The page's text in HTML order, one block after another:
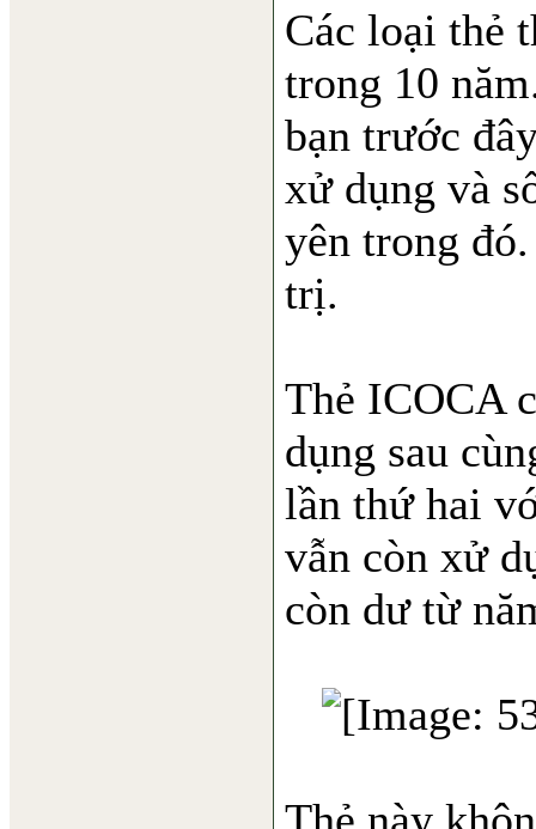
Các loại thẻ
trong 10
bạn trước
xử dụng và
yên trong
trị.
Thẻ ICOCA
dụng sau
lần thứ hai
vẫn còn xử
còn dư từ